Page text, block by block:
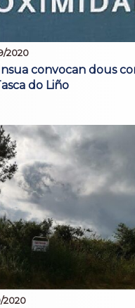
2020
convocan dous
do Liño
2020